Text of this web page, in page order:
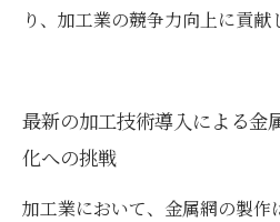
り、加工業の競争力向上に貢献
最新の加工技術導入による金
化への挑戦
加工業において、金属網の製作